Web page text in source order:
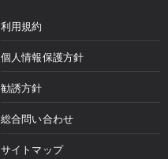
利用規約
個人情報保護方針
勧誘方針
総合問い合わせ
サイトマップ